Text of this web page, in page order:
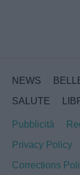
NEWS
SALUTE
Pubblicità
Privacy Policy
Corrections